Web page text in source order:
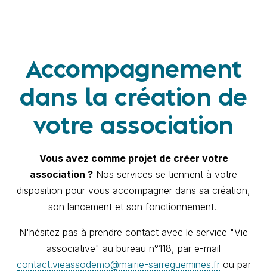
Accompagnement
dans la création de
votre association
Vous avez comme projet de créer votre
association ? Nos services se tiennent à votre
disposition pour vous accompagner dans sa création,
son lancement et son fonctionnement.
N'hésitez pas à prendre contact avec le service "Vie
associative" au bureau n°118, par e-mail
contact.vieassodemo@mairie-sarreguemines.frou par